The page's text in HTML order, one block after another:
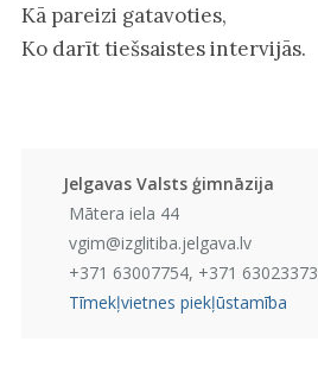
Kā pareizi gatavoties,
Ko darīt tiešsaistes intervijās.
Jelgavas Valsts ģimnāzija
Mātera iela 44
vgim@izglitiba.jelgava.lv
+371 63007754, +371 63023373
Tīmekļvietnes piekļūstamība